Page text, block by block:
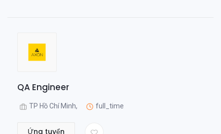
QA Engineer
TP Hồ Chí Minh, full_time
Ứng tuyển